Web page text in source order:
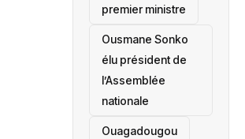
premier ministre
Ousmane Sonko
élu président de
l’Assemblée
nationale
‎Ouagadougou